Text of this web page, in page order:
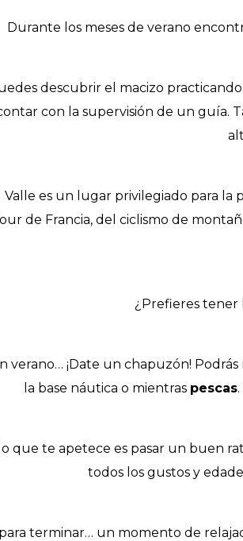
Durante los meses de verano
descubrir el macizo practicando
con la supervisión de un guía.
Valle es un lugar privilegiado para la
de Francia, del ciclismo de
¿Prefieres tener
verano… ¡Date un chapuzón!
la base náutica o mientras pescas
que te apetece es pasar un buen
todos los gustos y
terminar… un momento de